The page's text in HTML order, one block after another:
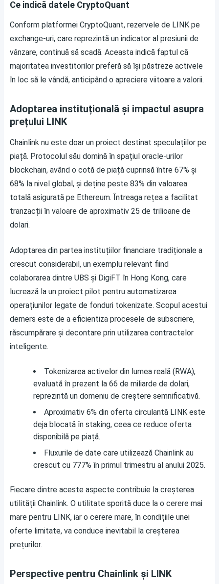
Ce indică datele CryptoQuant
Conform platformei CryptoQuant, rezervele de LINK pe
exchange-uri, care reprezintă un indicator al presiunii de
vânzare, continuă să scadă. Aceasta indică faptul că
majoritatea investitorilor preferă să își păstreze activele
în loc să le vândă, anticipând o apreciere viitoare a valorii.
Adoptarea instituțională și impactul asupra
prețului LINK
Chainlink nu este doar un proiect destinat speculațiilor pe
piață. Protocolul său domină în spațiul oracle-urilor
blockchain, având o cotă de piață cuprinsă între 67% și
68% la nivel global, și deține peste 83% din valoarea
totală asigurată pe Ethereum. Întreaga rețea a facilitat
tranzacții în valoare de aproximativ 25 de trilioane de
dolari.
Adoptarea din partea instituțiilor financiare tradiționale a
crescut considerabil, un exemplu relevant fiind
colaborarea dintre UBS și DigiFT în Hong Kong, care
lucrează la un proiect pilot pentru automatizarea
operațiunilor legate de fonduri tokenizate. Scopul acestui
demers este de a eficientiza procesele de subscriere,
răscumpărare și decontare prin utilizarea contractelor
inteligente.
Tokenizarea activelor din lumea reală (RWA),
evaluată în prezent la 66 de miliarde de dolari,
reprezintă un domeniu de creștere semnificativă.
Aproximativ 6% din oferta circulantă LINK este
deja blocată în staking, ceea ce reduce oferta
disponibilă pe piață.
Fluxurile de date care utilizează Chainlink au
crescut cu 777% în primul trimestru al anului 2025.
Fiecare dintre aceste aspecte contribuie la creșterea
utilității Chainlink. O utilitate sporită duce la o cerere mai
mare pentru LINK, iar o cerere mare, în condițiile unei
oferte limitate, va conduce inevitabil la creșterea
prețurilor.
Perspective pentru Chainlink și LINK